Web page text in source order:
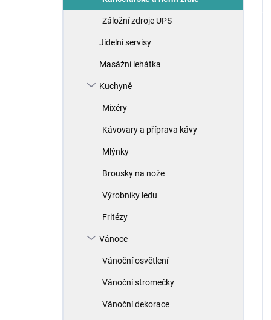
Záložní zdroje UPS
Jídelní servisy
Masážní lehátka
Kuchyně
Mixéry
Kávovary a příprava kávy
Mlýnky
Brousky na nože
Výrobníky ledu
Fritézy
Vánoce
Vánoční osvětlení
Vánoční stromečky
Vánoční dekorace